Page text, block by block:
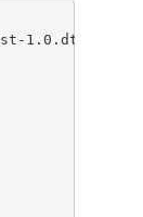
1.0.dtd">